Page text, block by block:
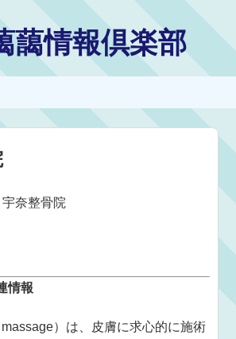
藹情報倶楽部
宇奈整骨院
情報
）は、皮膚に求心的に施術